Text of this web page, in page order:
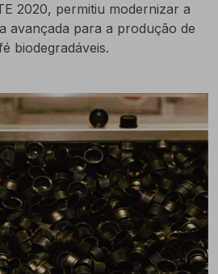
2020, permitiu modernizar a
avançada para a produção de
biodegradáveis.